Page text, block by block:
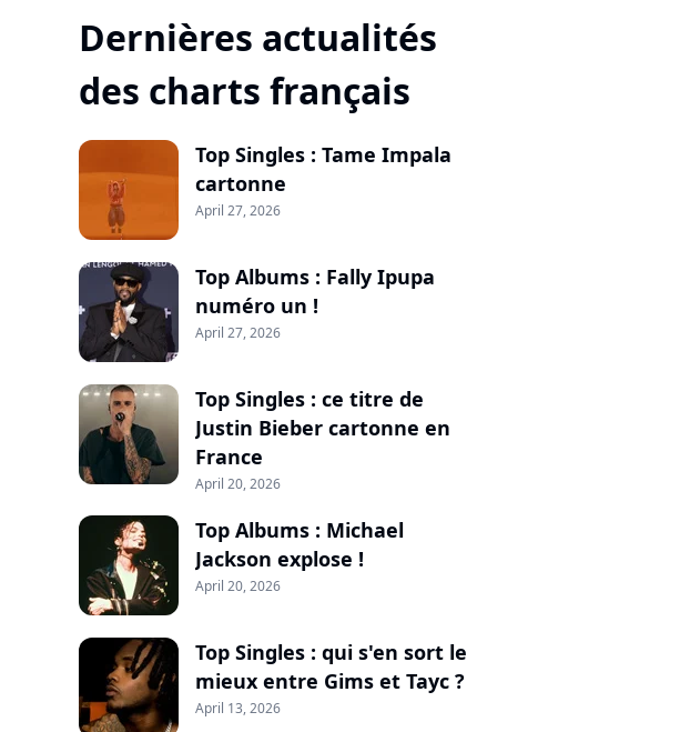
Dernières actualités
des charts français
Top Singles : Tame Impala
cartonne
April 27, 2026
Top Albums : Fally Ipupa
numéro un !
April 27, 2026
Top Singles : ce titre de
Justin Bieber cartonne en
France
April 20, 2026
Top Albums : Michael
Jackson explose !
April 20, 2026
Top Singles : qui s'en sort le
mieux entre Gims et Tayc ?
April 13, 2026